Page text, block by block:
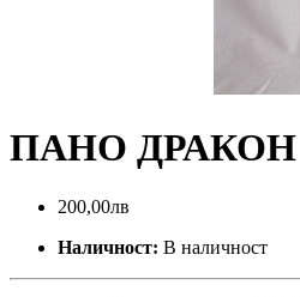
ПАНО ДРАКОН
200,00лв
Наличност: В наличност